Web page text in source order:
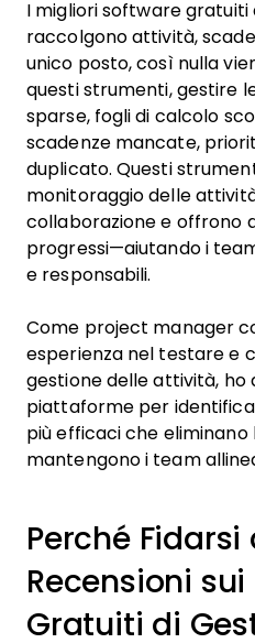
I migliori software
raccolgono attività,
unico posto, così nulla
questi strumenti, gestire
sparse, fogli di calcolo
scadenze mancate,
duplicato. Questi
monitoraggio delle
collaborazione e offrono
progressi—aiutando i
e responsabili.
Come project manager
esperienza nel testare e
gestione delle attività, ho
piattaforme per
più efficaci che eliminano
mantengono i team
Perché Fidarsi
Recensioni
Gratuiti di